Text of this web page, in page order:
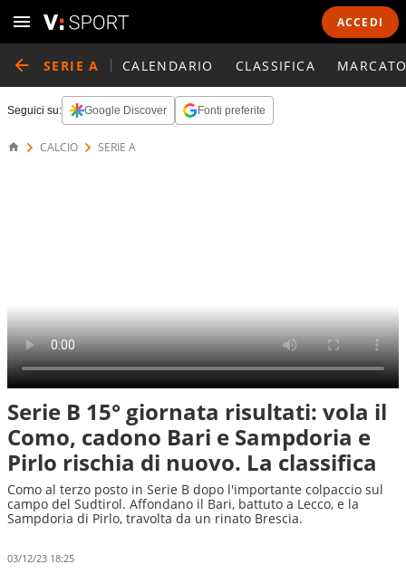
ACCEDI
SERIE A CALENDARIO CLASSIFICA
Seguici su: Google Discover Fonti preferite
CALCIO SERIE A
Serie B 15° giornata risultati: vola il
Como, cadono Bari e Sampdoria e
Pirlo rischia di nuovo. La classifica
Como al terzo posto in Serie B dopo l'importante colpaccio sul
campo del Sudtirol. Affondano il Bari, battuto a Lecco, e la
Sampdoria di Pirlo, travolta da un rinato Brescia.
03/12/23 18:25